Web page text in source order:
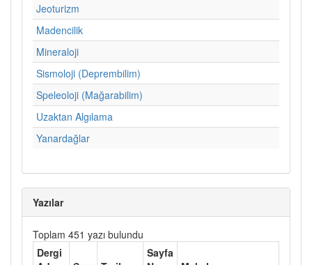
Jeoturizm
Madencilik
Mineraloji
Sismoloji (Deprembilim)
Speleoloji (Mağarabilim)
Uzaktan Algılama
Yanardağlar
Yazılar
Toplam 451 yazı bulundu
Dergi
Sayfa